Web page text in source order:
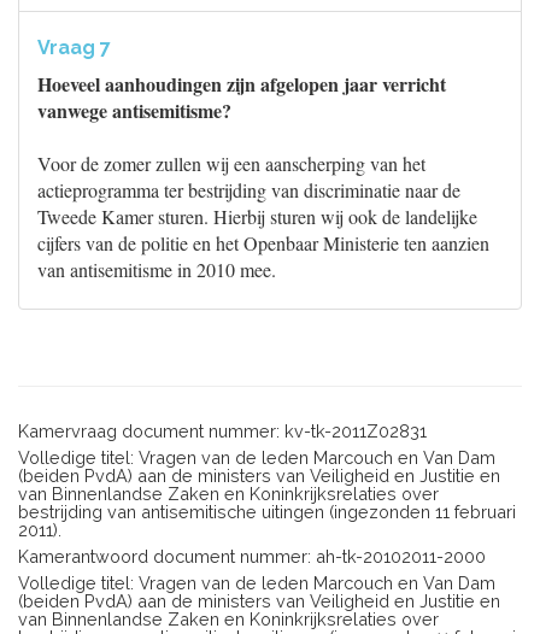
Vraag 7
Hoeveel aanhoudingen zijn afgelopen jaar verricht
vanwege antisemitisme?
Voor de zomer zullen wij een aanscherping van het
actieprogramma ter bestrijding van discriminatie naar de
Tweede Kamer sturen. Hierbij sturen wij ook de landelijke
cijfers van de politie en het Openbaar Ministerie ten aanzien
van antisemitisme in 2010 mee.
Kamervraag document nummer: kv-tk-2011Z02831
Volledige titel: Vragen van de leden Marcouch en Van Dam
(beiden PvdA) aan de ministers van Veiligheid en Justitie en
van Binnenlandse Zaken en Koninkrijksrelaties over
bestrijding van antisemitische uitingen (ingezonden 11 februari
2011).
Kamerantwoord document nummer: ah-tk-20102011-2000
Volledige titel: Vragen van de leden Marcouch en Van Dam
(beiden PvdA) aan de ministers van Veiligheid en Justitie en
van Binnenlandse Zaken en Koninkrijksrelaties over